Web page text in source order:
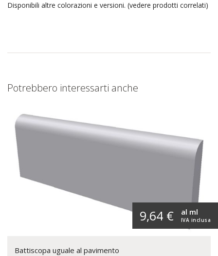
Disponibili altre colorazioni e versioni. (vedere prodotti correlati)
Potrebbero interessarti anche
9,64 € IVA inclusa
al ml
Battiscopa uguale al pavimento